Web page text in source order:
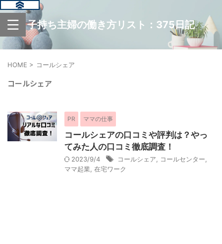
子持ち主婦の働き方リスト：375日記
HOME > コールシェア
コールシェア
PR ママの仕事
コールシェアの口コミや評判は？やっ
てみた人の口コミ徹底調査！
2023/9/4 コールシェア コールセンター
ママ起業 在宅ワーク